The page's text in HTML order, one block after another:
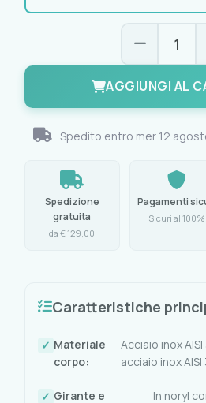
AGGIUNGI AL
Spedito entro mer 12
Spedizione
gratuita
da € 129,00
Pagamenti
Sicuri al 100%
Caratteristiche
Materiale
corpo:
Acciaio inox
acciaio inox AISI
Girante e In noryl